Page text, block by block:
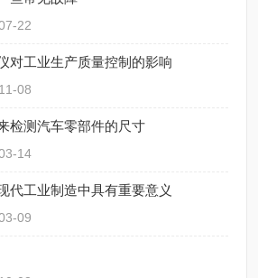
22
对工业生产质量控制的影响
08
检测汽车零部件的尺寸
14
代工业制造中具有重要意义
09